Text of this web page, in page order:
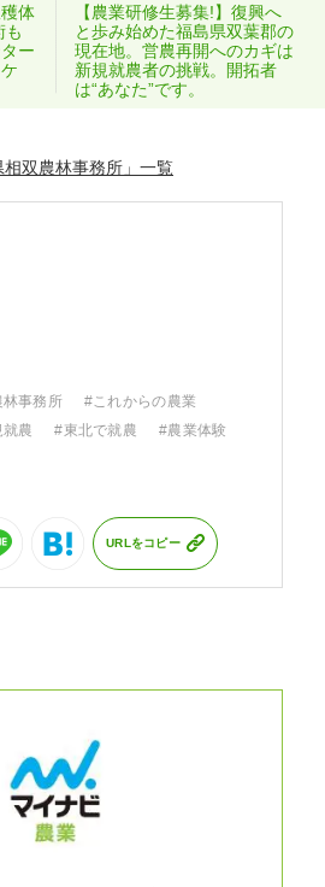
体
も
ー
【農業研修生募集!】復興へ
と歩み始めた福島県双葉郡の
現在地。営農再開へのカギは
新規就農者の挑戦。開拓者
は“あなた”です。
相双農林事務所」
事務所
#これからの農業
農 #東北で就農 #農業体験
URLをコピー